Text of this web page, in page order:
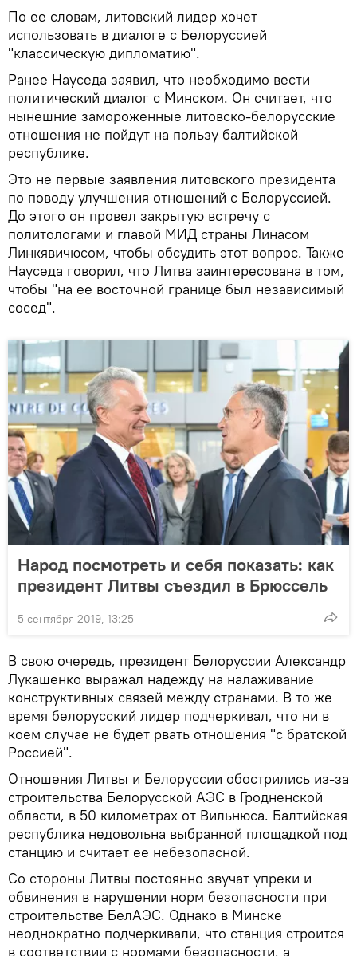
По ее словам, литовский лидер хочет
использовать в диалоге с Белоруссией
"классическую дипломатию".
Ранее Науседа заявил, что необходимо вести
политический диалог с Минском. Он считает, что
нынешние замороженные литовско-белорусские
отношения не пойдут на пользу балтийской
республике.
Это не первые заявления литовского президента
по поводу улучшения отношений с Белоруссией.
До этого он провел закрытую встречу с
политологами и главой МИД страны Линасом
Линкявичюсом, чтобы обсудить этот вопрос. Также
Науседа говорил, что Литва заинтересована в том,
чтобы "на ее восточной границе был независимый
сосед".
Народ посмотреть и себя показать: как
президент Литвы съездил в Брюссель
5 сентября 2019, 13:25
В свою очередь, президент Белоруссии Александр
Лукашенко выражал надежду на налаживание
конструктивных связей между странами. В то же
время белорусский лидер подчеркивал, что ни в
коем случае не будет рвать отношения "с братской
Россией".
Отношения Литвы и Белоруссии обострились из-за
строительства Белорусской АЭС в Гродненской
области, в 50 километрах от Вильнюса. Балтийская
республика недовольна выбранной площадкой под
станцию и считает ее небезопасной.
Со стороны Литвы постоянно звучат упреки и
обвинения в нарушении норм безопасности при
строительстве БелАЭС. Однако в Минске
неоднократно подчеркивали, что станция строится
в соответствии с нормами безопасности, а